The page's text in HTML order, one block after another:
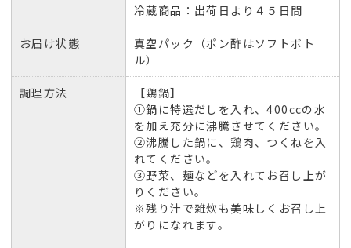
冷蔵商品：出荷日より４５日間
お届け状態
真空パック（ポン酢はソフトボト
ル）
調理方法
【鶏鍋】
①鍋に特選だしを入れ、400ccの水
を加え充分に沸騰させてください。
②沸騰した鍋に、鶏肉、つくねを入
れてください。
③野菜、麺などを入れてお召し上が
りください。
※残り汁で雑炊も美味しくお召し上
がりになれます。